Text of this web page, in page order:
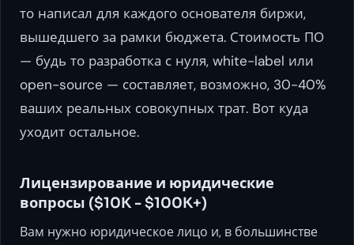
то написал для каждого основателя биржи,
вышедшего за рамки бюджета. Стоимость ПО
— будь то разработка с нуля, white-label или
open-source — составляет, возможно, 30-40%
ваших реальных совокупных трат. Вот куда
уходит остальное.
Лицензирование и юридические
вопросы ($10K - $100K+)
Вам нужно юридическое лицо и, в большинстве